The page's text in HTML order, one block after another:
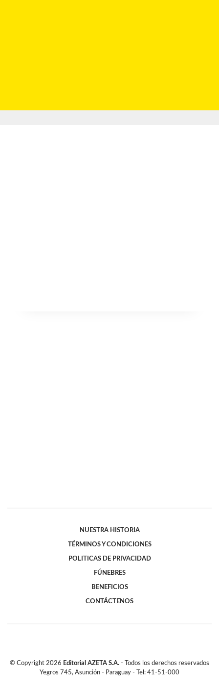
NUESTRA HISTORIA
TÉRMINOS Y CONDICIONES
POLITICAS DE PRIVACIDAD
FÚNEBRES
BENEFICIOS
CONTÁCTENOS
© Copyright 2026 Editorial AZETA S.A. - Todos los derechos reservados
Yegros 745, Asunción - Paraguay - Tel: 41-51-000